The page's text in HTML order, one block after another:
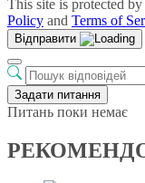
This site is protected
Policy and Terms of
Відправити
Задати питання
Питань поки немає